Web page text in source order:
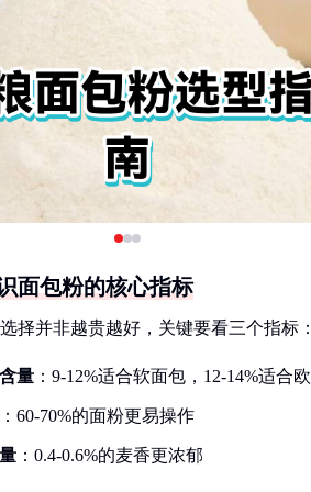
面包粉的核心指标
择并非越贵越好，关键要看三个指标
量 ：9-12%适合软面包，12-14%适合
：60-70%的面粉更易操作
：0.4-0.6%的麦香更浓郁